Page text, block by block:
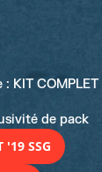
COMPLET
de pack
'19 SSG